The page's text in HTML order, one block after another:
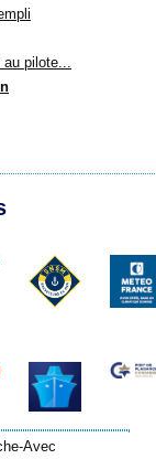
pilote...
Avec